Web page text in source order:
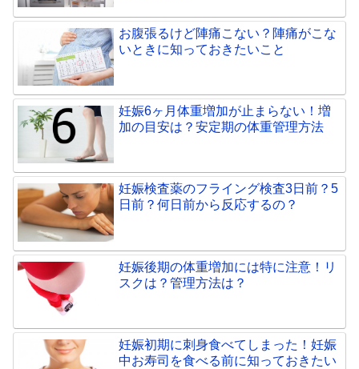
お腹張るけど陣痛こない？陣痛がこな
いときに知っておきたいこと
妊娠6ヶ月体重増加が止まらない！増
加の目安は？安定期の体重管理方法
妊娠検査薬のフライング検査3日前？5
日前？何日前から反応するの？
妊娠後期の体重増加には特に注意！リ
スクは？管理方法は？
妊娠初期に刺身食べてしまった！妊娠
中お寿司を食べる前に知っておきたい